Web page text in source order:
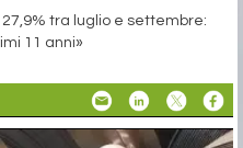
tra luglio e settembre:
11 anni»